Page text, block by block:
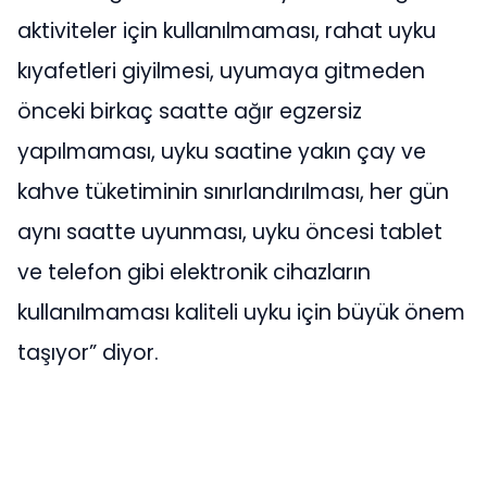
aktiviteler için kullanılmaması, rahat uyku
kıyafetleri giyilmesi, uyumaya gitmeden
önceki birkaç saatte ağır egzersiz
yapılmaması, uyku saatine yakın çay ve
kahve tüketiminin sınırlandırılması, her gün
aynı saatte uyunması, uyku öncesi tablet
ve telefon gibi elektronik cihazların
kullanılmaması kaliteli uyku için büyük önem
taşıyor” diyor.